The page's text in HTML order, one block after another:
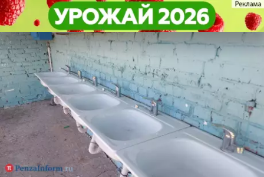
В Пензе началась закупка
путевок в детские летние лагеря
Общество В Пензе началась закупка
путевок в детские летние лагеря
Общество
Другие новости
по теме
Погода и курсы
валют в Пензе